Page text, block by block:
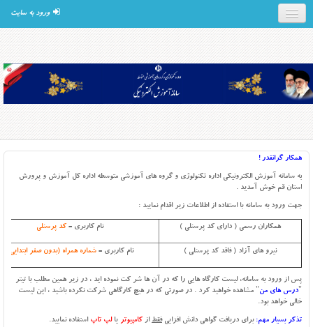
ورود به سایت
همکار گرانقدر !
به سامانه آموزش الکترونیکی اداره تکنولوژی و گروه های آموزشی متوسطه اداره کل آموزش و پرورش
استان قم خوش آمدید .
جهت ورود به سامانه با استفاده از اطلاعات زیر اقدام نمایید :
همکاران رسمی ( دارای کد پرسنلی ) نام کاربری = کد پرسنلی
نیرو های آزاد ( فاقد کد پرسنلی ) نام کاربری =شماره همراه (بدون صفر ابتدایی)
پس از ورود به سامانه، لیست کارگاه هایی را که در آن ها شر کت نموده اید ، در زیر همین مطلب با تیتر
درس های من " مشاهده خواهید کرد . در صورتی که در هیچ کارگاهی شرکت نکرده باشید ، این لیست
خالی خواهد بود.
تذکر بسیار مهم: برای دریافت گواهی دانش افزاییفقطاز کامپیوتر یالپ تاپ استفاده نمایید.